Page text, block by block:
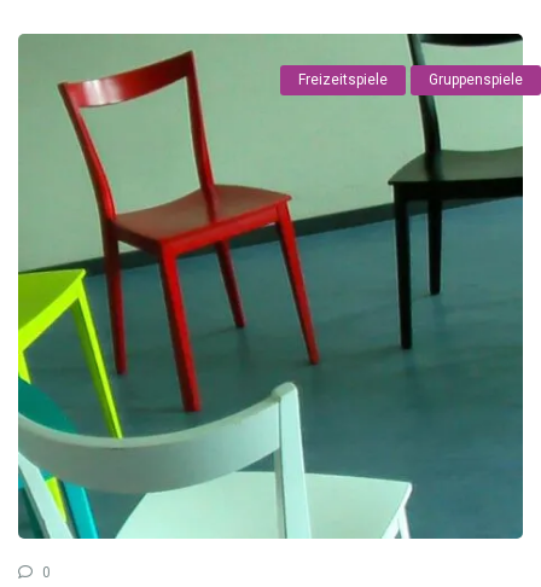
Freizeitspiele Gruppenspiele
0